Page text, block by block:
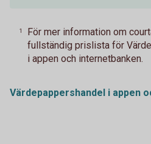
1
För mer information om
fullständig prislista för
i appen och internetbanken.
Värdepappershandel i appen